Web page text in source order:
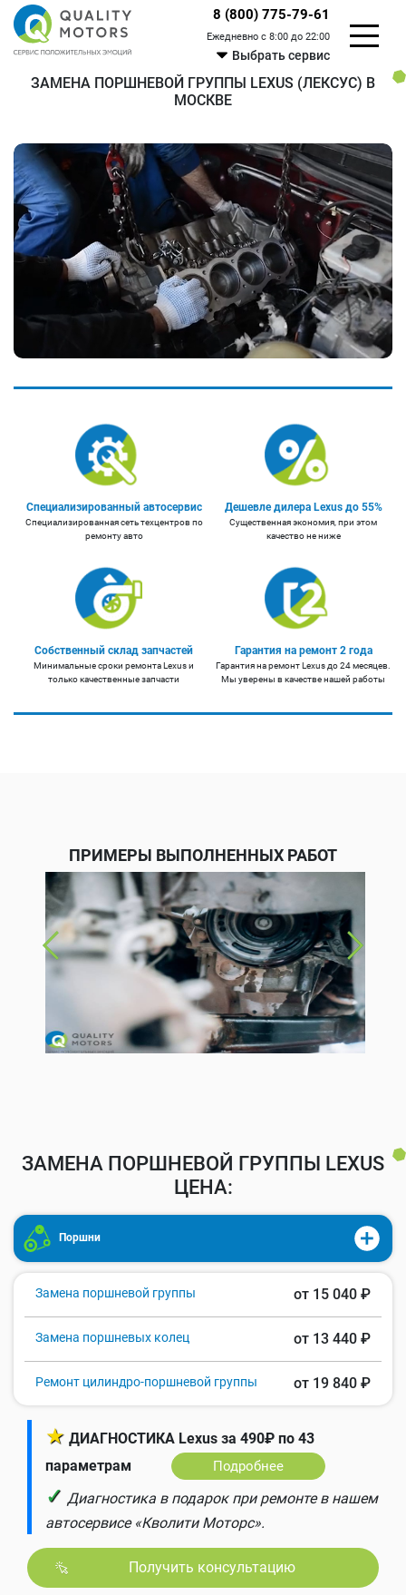
8 (800) 775-79-61
Ежедневно с 8:00 до 22:00
Выбрать сервис
ЗАМЕНА ПОРШНЕВОЙ ГРУППЫ LEXUS (ЛЕКСУС) В
МОСКВЕ
Специализированный автосервис
Специализированная сеть техцентров по
ремонту авто
Дешевле дилера Lexus до 55%
Существенная экономия, при этом
качество не ниже
Собственный склад запчастей
Минимальные сроки ремонта Lexus и
только качественные запчасти
Гарантия на ремонт 2 года
Гарантия на ремонт Lexus до 24 месяцев.
Мы уверены в качестве нашей работы
ПРИМЕРЫ ВЫПОЛНЕННЫХ РАБОТ
ЗАМЕНА ПОРШНЕВОЙ ГРУППЫ LEXUS
ЦЕНА:
Поршни
Замена поршневой группы от 15 040 ₽
Замена поршневых колец от 13 440 ₽
Ремонт цилиндро-поршневой группы от 19 840 ₽
★ ДИАГНОСТИКА Lexus за 490₽ по 43
параметрам
Подробнее
✓ Диагностика в подарок при ремонте в нашем
автосервисе «Кволити Моторс».
Получить консультацию